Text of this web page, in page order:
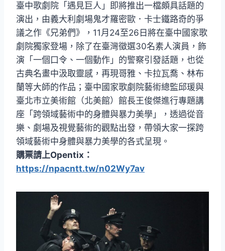
臺中歌劇院「遇見巨人」即將推出一檔頗具話題的
演出，由義大利劇場鬼才羅密歐．卡士鐵路奇的爭
議之作《兄弟們》，11月24至26日將在臺中國家歌
劇院獨家登場，除了在臺灣徵選30名素人演員，飾
演「一個口令、一個動作」的警察引發話題，也從
古典名畫中汲取靈感，再現哥雅、卡拉瓦喬、林布
蘭等大師的作品；臺中國家歌劇院藝術總監邱瑗與
臺北市立美術館（北美館）館長王俊傑進行專題講
座「跨領域藝術中的身體與暴力美學」，透過從音
樂、劇場及視覺藝術的觀點出發，帶領大家一探跨
領域藝術中身體與暴力美學的各式呈現。
購票請上Opentix：
https://npacntt.tw/n02Wy7av